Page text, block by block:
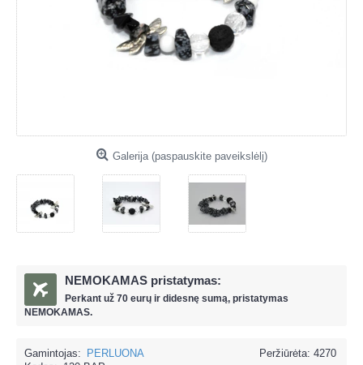
Galerija (paspauskite paveikslėlį)
NEMOKAMAS pristatymas:
Perkant už 70 eurų ir didesnę sumą, pristatymas
NEMOKAMAS.
Peržiūrėta: 4270
Gamintojas:
PERLUONA